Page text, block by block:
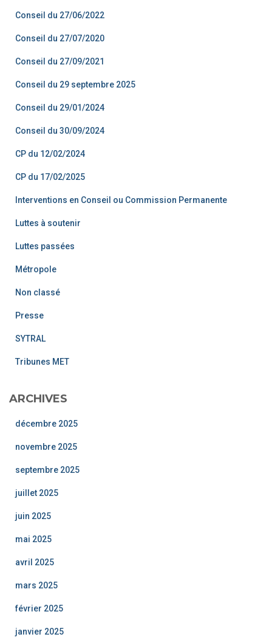
Conseil du 27/06/2022
Conseil du 27/07/2020
Conseil du 27/09/2021
Conseil du 29 septembre 2025
Conseil du 29/01/2024
Conseil du 30/09/2024
CP du 12/02/2024
CP du 17/02/2025
Interventions en Conseil ou Commission Permanente
Luttes à soutenir
Luttes passées
Métropole
Non classé
Presse
SYTRAL
Tribunes MET
ARCHIVES
décembre 2025
novembre 2025
septembre 2025
juillet 2025
juin 2025
mai 2025
avril 2025
mars 2025
février 2025
janvier 2025